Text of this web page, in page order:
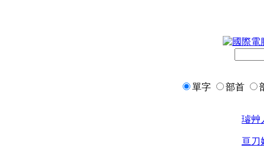
單字 部首
璿艸
亘刀